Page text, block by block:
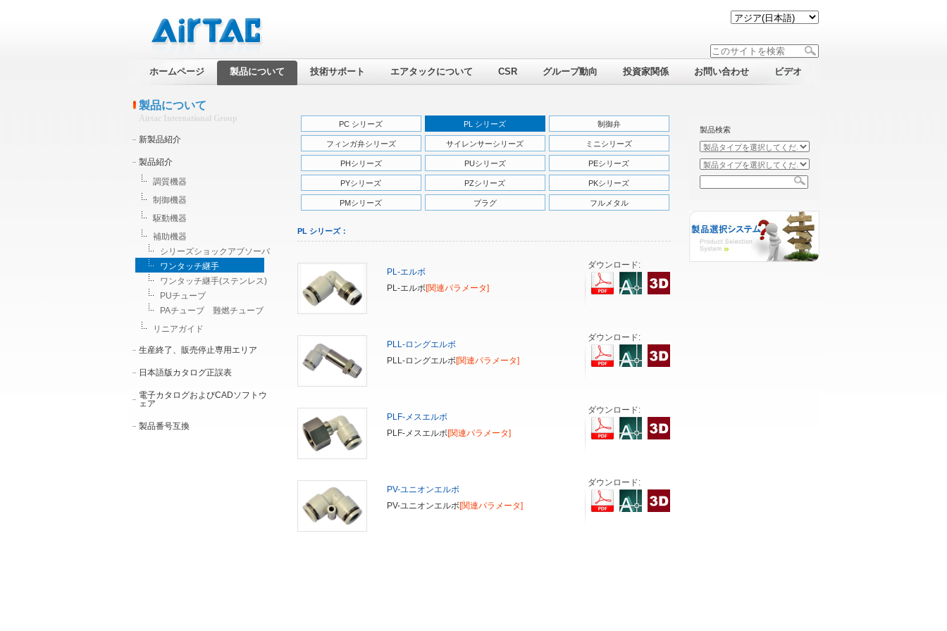
ホームページ 製品について 技術サポート エアタックについて CSR グループ動向 投資家関係 お問い合わせ ビデオ
製品について
Airtac International Group
新製品紹介
製品紹介
調質機器
制御機器
駆動機器
補助機器
シリーズショックアブソーバ
ワンタッチ継手
ワンタッチ継手(ステンレス)
PUチューブ
PAチューブ 難燃チューブ
リニアガイド
生産終了、販売停止専用エリア
日本語版カタログ正誤表
電子カタログおよびCADソフトウ
ェア
製品番号互換
PC シリーズ PL シリーズ 制御弁
フィンガ弁シリーズ サイレンサーシリーズ ミニシリーズ
PHシリーズ PUシリーズ PEシリーズ
PYシリーズ PZシリーズ PKシリーズ
PMシリーズ プラグ フルメタル
PL シリーズ：
PL-エルボ
PL-エルボ[関連パラメータ]
ダウンロード:
PLL-ロングエルボ
PLL-ロングエルボ[関連パラメータ]
ダウンロード:
PLF-メスエルボ
PLF-メスエルボ[関連パラメータ]
ダウンロード:
PV-ユニオンエルボ
PV-ユニオンエルボ[関連パラメータ]
ダウンロード:
製品検索